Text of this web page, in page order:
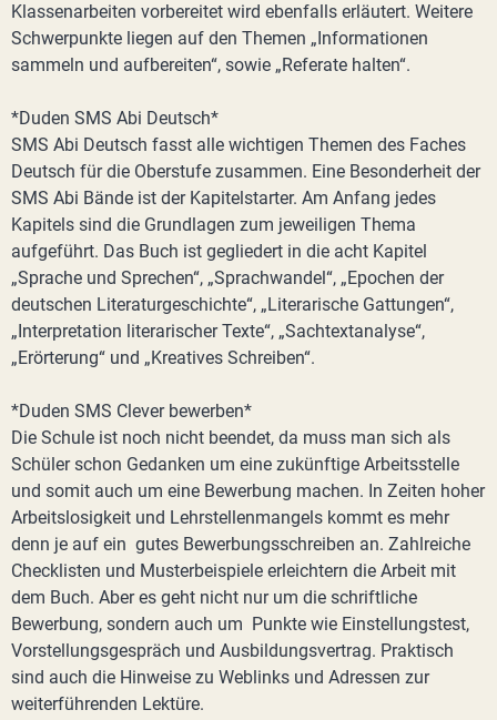
Klassenarbeiten vorbereitet wird ebenfalls erläutert. Weitere
Schwerpunkte liegen auf den Themen „Informationen
sammeln und aufbereiten“, sowie „Referate halten“.
*Duden SMS Abi Deutsch*
SMS Abi Deutsch fasst alle wichtigen Themen des Faches
Deutsch für die Oberstufe zusammen. Eine Besonderheit der
SMS Abi Bände ist der Kapitelstarter. Am Anfang jedes
Kapitels sind die Grundlagen zum jeweiligen Thema
aufgeführt. Das Buch ist gegliedert in die acht Kapitel
„Sprache und Sprechen“, „Sprachwandel“, „Epochen der
deutschen Literaturgeschichte“, „Literarische Gattungen“,
„Interpretation literarischer Texte“, „Sachtextanalyse“,
„Erörterung“ und „Kreatives Schreiben“.
*Duden SMS Clever bewerben*
Die Schule ist noch nicht beendet, da muss man sich als
Schüler schon Gedanken um eine zukünftige Arbeitsstelle
und somit auch um eine Bewerbung machen. In Zeiten hoher
Arbeitslosigkeit und Lehrstellenmangels kommt es mehr
denn je auf ein gutes Bewerbungsschreiben an. Zahlreiche
Checklisten und Musterbeispiele erleichtern die Arbeit mit
dem Buch. Aber es geht nicht nur um die schriftliche
Bewerbung, sondern auch um Punkte wie Einstellungstest,
Vorstellungsgespräch und Ausbildungsvertrag. Praktisch
sind auch die Hinweise zu Weblinks und Adressen zur
weiterführenden Lektüre.